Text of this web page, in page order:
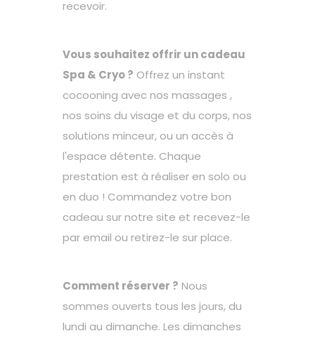
recevoir.
Vous souhaitez offrir un cadeau
Spa & Cryo ? Offrez un instant
cocooning avec nos massages ,
nos soins du visage et du corps, nos
solutions minceur, ou un accès à
l'espace détente. Chaque
prestation est à réaliser en solo ou
en duo ! Commandez votre bon
cadeau sur notre site et recevez-le
par email ou retirez-le sur place.
Comment réserver ? Nous
sommes ouverts tous les jours, du
lundi au dimanche. Les dimanches